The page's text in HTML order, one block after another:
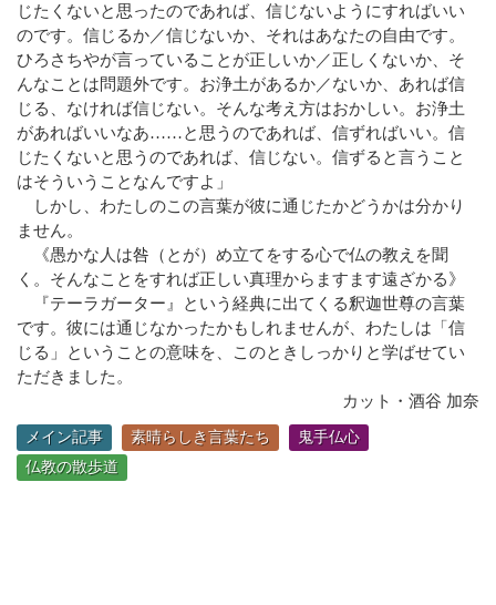
じたくないと思ったのであれば、信じないようにすればいい
のです。信じるか／信じないか、それはあなたの自由です。
ひろさちやが言っていることが正しいか／正しくないか、そ
んなことは問題外です。お浄土があるか／ないか、あれば信
じる、なければ信じない。そんな考え方はおかしい。お浄土
があればいいなあ……と思うのであれば、信ずればいい。信
じたくないと思うのであれば、信じない。信ずると言うこと
はそういうことなんですよ」
しかし、わたしのこの言葉が彼に通じたかどうかは分かり
ません。
《愚かな人は咎（とが）め立てをする心で仏の教えを聞
く。そんなことをすれば正しい真理からますます遠ざかる》
『テーラガーター』という経典に出てくる釈迦世尊の言葉
です。彼には通じなかったかもしれませんが、わたしは「信
じる」ということの意味を、このときしっかりと学ばせてい
ただきました。
カット・酒谷 加奈
メイン記事 素晴らしき言葉たち
鬼手仏心
仏教の散歩道